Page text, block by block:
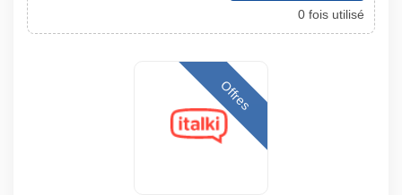
0 fois utilisé
Offres